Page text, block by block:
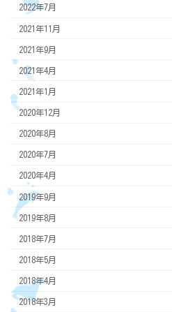
2022年7月
2021年11月
2021年9月
2021年4月
2021年1月
2020年12月
2020年8月
2020年7月
2020年4月
2019年9月
2019年8月
2018年7月
2018年5月
2018年4月
2018年3月